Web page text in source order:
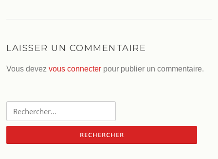
LAISSER UN COMMENTAIRE
Vous devezvous connecter pour publier un commentaire.